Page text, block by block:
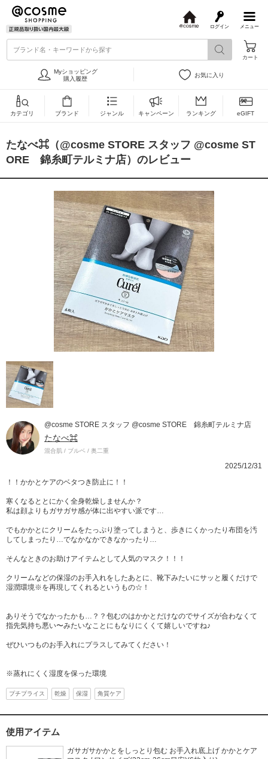
メニュー
ログイン
s
ブランド名・キーワードから探す
カート
Myショッピング
購入履歴
お気に入り
カテゴリ ブランド ジャンル キャンペーン ランキング eGIFT
たなべ⌘（@cosme STORE スタッフ @cosme ST
ORE 錦糸町テルミナ店）のレビュー
@cosme STORE スタッフ @cosme STORE 錦糸町テルミナ店
たなべ⌘
混合肌 / ブルベ / 奥二重
2025/12/31
！！かかとケアのベタつき防止に！！
寒くなるととにかく全身乾燥しませんか？
私は顔よりもガサガサ感が体に出やすい派です…
でもかかとにクリームをたっぷり塗ってしまうと、歩きにくかったり布団を汚
してしまったり…でなかなかできなかったり…
そんなときのお助けアイテムとして人気のマスク！！！
クリームなどの保湿のお手入れをしたあとに、靴下みたいにサッと履くだけで
湿潤環境※を再現してくれるというもの☆！
ありそうでなかったかも…？？包むのはかかとだけなのでサイズが合わなくて
指先気持ち悪い〜みたいなことにもなりにくくて嬉しいですね♪
ぜひいつものお手入れにプラスしてみてください！
※蒸れにくく湿度を保った環境
プチプライス 乾燥 保湿 角質ケア
使用アイテム
ガサガサかかとをしっとり包む お手入れ底上げ かかとケア